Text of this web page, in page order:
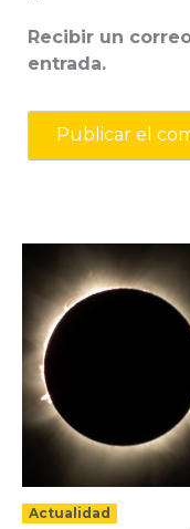
Recibir un
entrada.
Actualidad